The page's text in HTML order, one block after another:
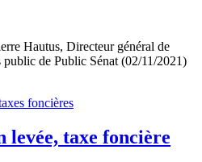
Hautus, Directeur général de
de Public Sénat (02/11/2021)
levée, taxe foncière